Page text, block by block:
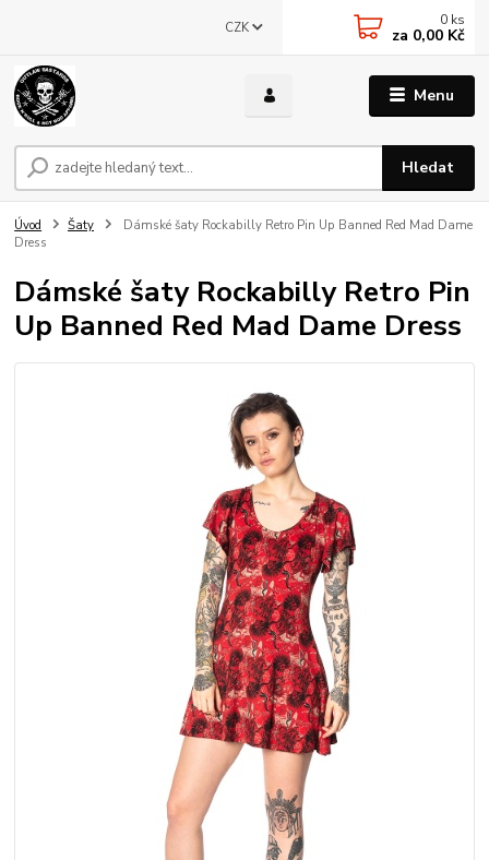
Menu
CZK
Hledat
0 ks
za 0,00 Kč
Úvod Šaty
Dámské šaty Rockabilly Retro Pin Up Banned Red Mad Dame
Dress
Dámské šaty Rockabilly Retro Pin
Up Banned Red Mad Dame Dress